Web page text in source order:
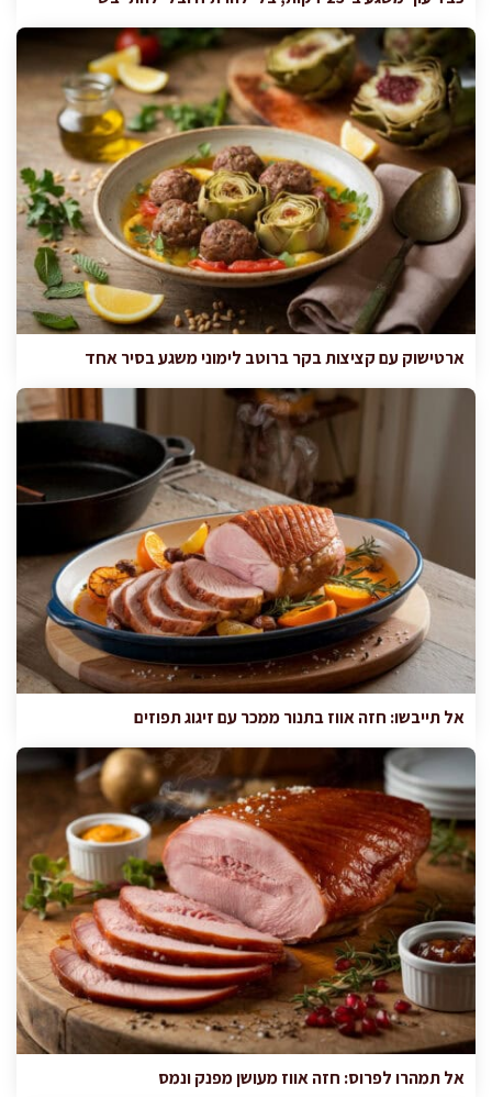
ארטישוק עם קציצות בקר ברוטב לימוני משגע בסיר אחד
אל תייבשו: חזה אווז בתנור ממכר עם זיגוג תפוזים
אל תמהרו לפרוס: חזה אווז מעושן מפנק ונמס